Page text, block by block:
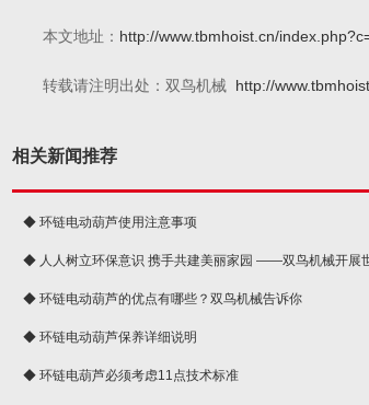
本文地址： http://www.tbmhoist.cn/
转载请注明出处：双鸟机械 http://
相关新闻推荐
◆ 环链电动葫芦使用注意事项
◆ 人人树立环保意识 携手共建美丽家园 ——双鸟机械开展
球◆ 环链电动葫芦的优点有哪些？双鸟机械告诉你
◆ 环链电动葫芦保养详细说明
◆ 环链电葫芦必须考虑11点技术标准